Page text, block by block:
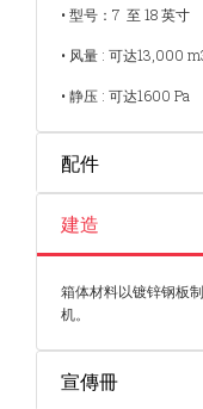
• 型号：7 至 18 英寸
• 风量 : 可达13,000
• 静压 : 可达1600 Pa
配件
建造
箱体材料以镀锌钢板
机。
宣傳冊